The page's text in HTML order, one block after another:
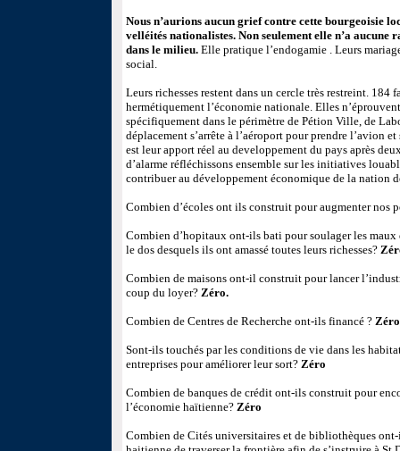
Nous n’aurions aucun grief contre cette bourgeoisie
velléités nationalistes. Non seulement elle n’a aucune
dans le milieu. Elle pratique l’endogamie . Leurs
social.
Leurs richesses restent dans un cercle très restreint. 184
hermétiquement l’économie nationale. Elles
spécifiquement dans le périmètre de Pétion Ville, de
déplacement s’arrête à l’aéroport pour prendre l’avion
est leur apport réel au developpement du pays après
d’alarme réfléchissons ensemble sur les initiatives
contribuer au développement économique de la nation
Combien d’écoles ont ils construit pour augmenter nos
Combien d’hopitaux ont-ils bati pour soulager les maux
le dos desquels ils ont amassé toutes leurs richesses?
Combien de maisons ont-il construit pour lancer
coup du loyer? Zéro.
Combien de Centres de Recherche ont-ils financé ? Zéro
Sont-ils touchés par les conditions de vie dans les
entreprises pour améliorer leur sort? Zéro
Combien de banques de crédit ont-ils construit pour
l’économie haïtienne? Zéro
Combien de Cités universitaires et de bibliothèques ont-